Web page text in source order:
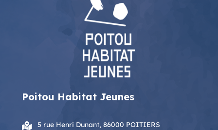
Poitou Habitat Jeunes
 5 rue Henri Dunant, 86000 POITIERS